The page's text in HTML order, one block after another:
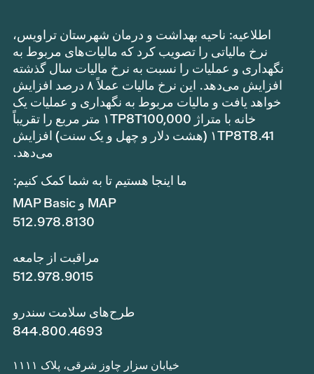
اطلاعیه: ناحیه بهداشت و درمان شهرستان تراویس،
نرخ مالیاتی را تصویب کرد که مالیات‌های مربوط به
نگهداری و عملیات را نسبت به نرخ مالیات سال گذشته
افزایش می‌دهد. این نرخ مالیات عملاً ۸ درصد افزایش
خواهد یافت و مالیات مربوط به نگهداری و عملیات یک
خانه با متراژ ۱TP8T100,000 متر مربع را تقریباً
۱TP8T8.41 (هشت دلار و چهل و یک سنت) افزایش
می‌دهد.
ما اینجا هستیم تا به شما کمک کنیم:
MAP و MAP Basic
512.978.8130
مراقبت از جامعه
512.978.9015
طرح‌های سلامت سندرو
844.800.4693
خیابان سزار چاوز شرقی، پلاک ۱۱۱۱